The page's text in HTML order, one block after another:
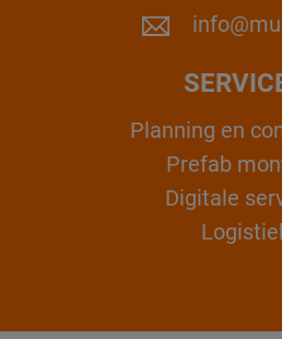
Planning en
Prefab
Digitale